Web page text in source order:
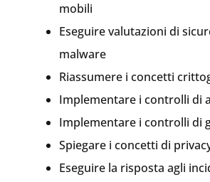
mobili
Eseguire valutazioni di
malware
Riassumere i concetti
Implementare i controlli di
Implementare i controlli di
Spiegare i concetti di
Eseguire la risposta agli